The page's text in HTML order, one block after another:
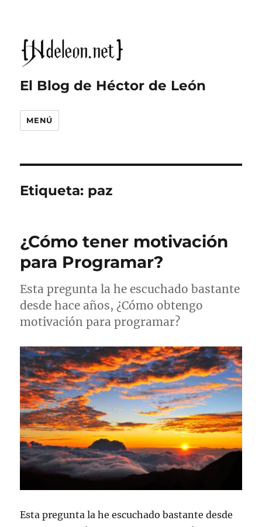
El Blog de Héctor de León
MENÚ
Etiqueta: paz
¿Cómo tener motivación
para Programar?
Esta pregunta la he escuchado bastante
desde hace años, ¿Cómo obtengo
motivación para programar?
Esta pregunta la he escuchado bastante desde